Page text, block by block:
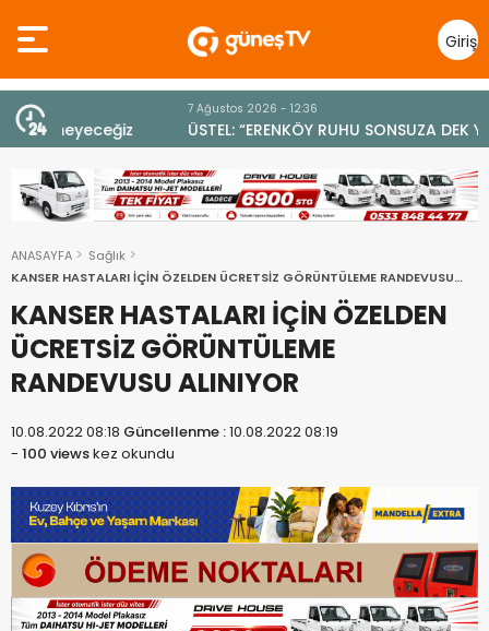
Giriş
Yap
7 Ağustos 2026 - 12:36
ÜSTEL: “ERENKÖY RUHU SONSUZA DEK YAŞAYACAK”
ANASAYFA
Sağlık
KANSER HASTALARI İÇİN ÖZELDEN ÜCRETSİZ GÖRÜNTÜLEME RANDEVUSU
KANSER HASTALARI İÇİN ÖZELDEN
ÜCRETSİZ GÖRÜNTÜLEME
RANDEVUSU ALINIYOR
10.08.2022 08:18 Güncellenme :10.08.2022 08:19
- 100 viewskez okundu